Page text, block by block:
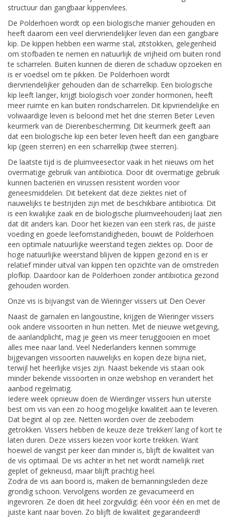
structuur dan gangbaar kippenvlees.
De Polderhoen wordt op een biologische manier gehouden en
heeft daarom een veel diervriendelijker leven dan een gangbare
kip. De kippen hebben een warme stal, zitstokken, gelegenheid
om stofbaden te nemen en natuurlijk de vrijheid om buiten rond
te scharrelen. Buiten kunnen de dieren de schaduw opzoeken en
is er voedsel om te pikken. De Polderhoen wordt
diervriendelijker gehouden dan de scharrelkip. Een biologische
kip leeft langer, krijgt biologisch voer zonder hormonen, heeft
meer ruimte en kan buiten rondscharrelen. Dit kipvriendelijke en
volwaardige leven is beloond met het drie sterren Beter Leven
keurmerk van de Dierenbescherming. Dit keurmerk geeft aan
dat een biologische kip een beter leven heeft dan een gangbare
kip (geen sterren) en een scharrelkip (twee sterren).
De laatste tijd is de pluimveesector vaak in het nieuws om het
overmatige gebruik van antibiotica. Door dit overmatige gebruik
kunnen bacteriën en virussen resistent worden voor
geneesmiddelen. Dit betekent dat deze ziektes niet of
nauwelijks te bestrijden zijn met de beschikbare antibiotica. Dit
is een kwalijke zaak en de biologische pluimveehouderij laat zien
dat dit anders kan. Door het kiezen van een sterk ras, de juiste
voeding en goede leefomstandigheden, bouwt de Polderhoen
een optimale natuurlijke weerstand tegen ziektes op. Door de
hoge natuurlijke weerstand blijven de kippen gezond en is er
relatief minder uitval van kippen ten opzichte van de omstreden
plofkip. Daardoor kan de Polderhoen zonder antibiotica gezond
gehouden worden.
Onze vis is bijvangst van de Wieringer vissers uit Den Oever
Naast de garnalen en langoustine, krijgen de Wieringer vissers
ook andere vissoorten in hun netten. Met de nieuwe wetgeving,
de aanlandplicht, mag je geen vis meer teruggooien en moet
alles mee naar land. Veel Nederlanders kennen sommige
bijgevangen vissoorten nauwelijks en kopen deze bijna niet,
terwijl het heerlijke visjes zijn. Naast bekende vis staan ook
minder bekende vissoorten in onze webshop en verandert het
aanbod regelmatig.
Iedere week opnieuw doen de Wierdinger vissers hun uiterste
best om vis van een zo hoog mogelijke kwaliteit aan te leveren.
Dat begint al op zee. Netten worden over de zeebodem
getrokken. Vissers hebben de keuze deze ‘trekken’ lang of kort te
laten duren. Deze vissers kiezen voor korte trekken. Want
hoewel de vangst per keer dan minder is, blijft de kwaliteit van
de vis optimaal. De vis achter in het net wordt namelijk niet
geplet of gekneusd, maar blijft prachtig heel.
Zodra de vis aan boord is, maken de bemanningsleden deze
grondig schoon. Vervolgens worden ze gevacumeerd en
ingevroren. Ze doen dit heel zorgvuldig: één voor één en met de
juiste kant naar boven. Zo blijft de kwaliteit gegarandeerd!